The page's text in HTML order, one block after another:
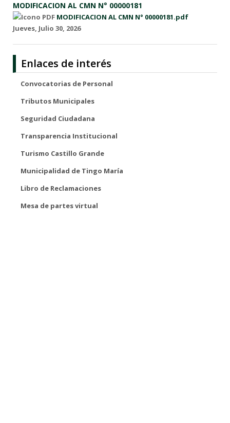
MODIFICACION AL CMN N° 00000181
MODIFICACION AL CMN N° 00000181.pdf
Jueves, Julio 30, 2026
Enlaces de interés
Convocatorias de Personal
Tributos Municipales
Seguridad Ciudadana
Transparencia Institucional
Turismo Castillo Grande
Municipalidad de Tingo María
Libro de Reclamaciones
Mesa de partes virtual